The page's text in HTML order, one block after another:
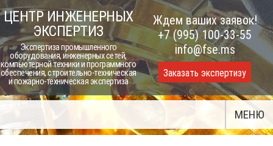
Skip
to
content
ЦЕНТР ИНЖЕНЕРНЫХ
ЭКСПЕРТИЗ
Экспертиза промышленного
оборудования, инженерных сетей,
компьютерной техники и программного
обеспечения, строительно-техническая
и пожарно-техническая экспертиза
Ждем ваших заявок!
+7 (995) 100-33-55
info@fse.ms
Заказать экспертизу
МЕНЮ